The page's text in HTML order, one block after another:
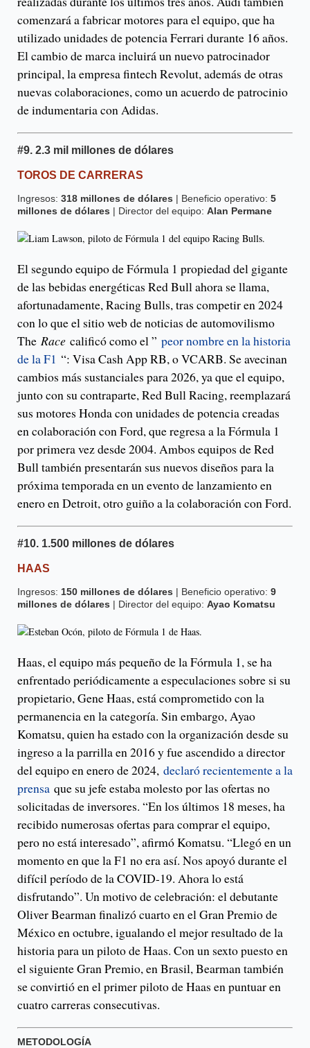
comenzará a fabricar motores para el equipo, que ha
utilizado unidades de potencia Ferrari durante 16 años.
El cambio de marca incluirá un nuevo patrocinador
principal, la empresa fintech Revolut, además de otras
nuevas colaboraciones, como un acuerdo de patrocinio
de indumentaria con Adidas.
#9. 2.3 mil millones de dólares
TOROS DE CARRERAS
Ingresos: 318 millones de dólares | Beneficio operativo: 5
millones de dólares | Director del equipo: Alan Permane
El segundo equipo de Fórmula 1 propiedad del gigante
de las bebidas energéticas Red Bull ahora se llama,
afortunadamente, Racing Bulls, tras competir en 2024
con lo que el sitio web de noticias de automovilismo
The Race calificó como el ” peor nombre en la historia
de la F1 “: Visa Cash App RB, o VCARB. Se avecinan
cambios más sustanciales para 2026, ya que el equipo,
junto con su contraparte, Red Bull Racing, reemplazará
sus motores Honda con unidades de potencia creadas
en colaboración con Ford, que regresa a la Fórmula 1
por primera vez desde 2004. Ambos equipos de Red
Bull también presentarán sus nuevos diseños para la
próxima temporada en un evento de lanzamiento en
enero en Detroit, otro guiño a la colaboración con Ford.
#10. 1.500 millones de dólares
HAAS
Ingresos: 150 millones de dólares | Beneficio operativo: 9
millones de dólares | Director del equipo: Ayao Komatsu
Haas, el equipo más pequeño de la Fórmula 1, se ha
enfrentado periódicamente a especulaciones sobre si su
propietario, Gene Haas, está comprometido con la
permanencia en la categoría. Sin embargo, Ayao
Komatsu, quien ha estado con la organización desde su
ingreso a la parrilla en 2016 y fue ascendido a director
del equipo en enero de 2024, declaró recientemente a la
prensa que su jefe estaba molesto por las ofertas no
solicitadas de inversores. “En los últimos 18 meses, ha
recibido numerosas ofertas para comprar el equipo,
pero no está interesado”, afirmó Komatsu. “Llegó en un
momento en que la F1 no era así. Nos apoyó durante el
difícil período de la COVID-19. Ahora lo está
disfrutando”. Un motivo de celebración: el debutante
Oliver Bearman finalizó cuarto en el Gran Premio de
México en octubre, igualando el mejor resultado de la
historia para un piloto de Haas. Con un sexto puesto en
el siguiente Gran Premio, en Brasil, Bearman también
se convirtió en el primer piloto de Haas en puntuar en
cuatro carreras consecutivas.
METODOLOGÍA